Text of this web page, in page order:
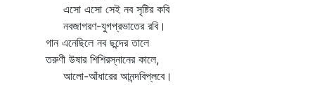
এসো এসো সেই নব সৃষ্টির কবি
নবজাগরণ-যুগপ্রভাতের রবি।
গান এনেছিলে নব ছন্দের তালে
তরুণী উষার শিশিরস্নানের কালে,
আলো-আঁধারের আনন্দবিপ্লবে।